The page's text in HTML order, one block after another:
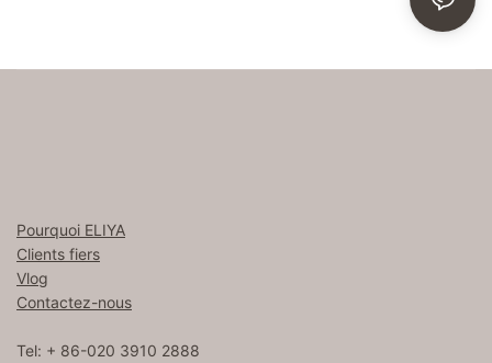
Pourquoi ELIYA
Clients fiers
Vlog
Contactez-nous
Tel: + 86-020 3910 2888